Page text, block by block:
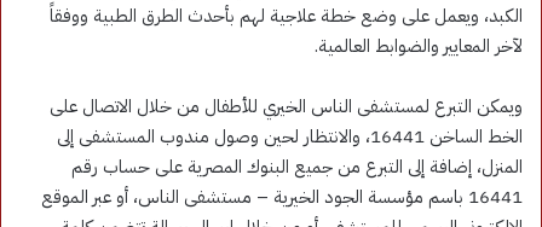
الكبد، ويعمل على وضع خطة علاجية لهم بأحدث الطرق الطبية ووفقاً
لآخر المعايير والضوابط العالمية.
ويمكن التبرع لمستشفى الناس الخيري للأطفال من خلال الاتصال على
الخط الساخن 16441، والانتظار لحين وصول مندوب المستشفى إلى
المنزل، إضافة إلى التبرع من جميع البنوك المصرية على حساب رقم
16441 باسم مؤسسة الجود الخيرية – مستشفى الناس، أو عبر الموقع